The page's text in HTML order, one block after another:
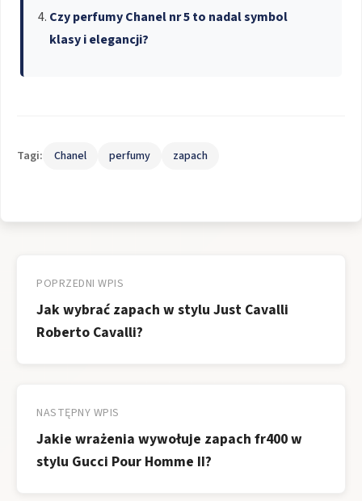
Czy perfumy Chanel nr 5 to nadal symbol
klasy i elegancji?
Tagi: Chanel perfumy zapach
wpisu
POPRZEDNI WPIS
Jak wybrać zapach w stylu Just Cavalli
Roberto Cavalli?
NASTĘPNY WPIS
Jakie wrażenia wywołuje zapach fr400 w
stylu Gucci Pour Homme II?